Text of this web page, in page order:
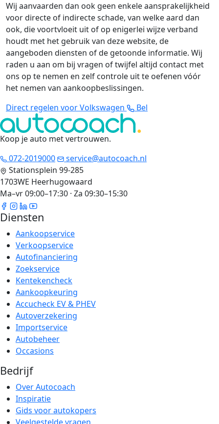
Wij aanvaarden dan ook geen enkele aansprakelijkheid
voor directe of indirecte schade, van welke aard dan
ook, die voortvloeit uit of op enigerlei wijze verband
houdt met het gebruik van deze website, de
aangeboden diensten of de getoonde informatie. Wij
raden u aan om bij vragen of twijfel altijd contact met
ons op te nemen en zelf controle uit te oefenen vóór
het nemen van aankoopbeslissingen.
Direct regelen voor Volkswagen
Bel
Koop je auto met vertrouwen.
072-2019000
service@autocoach.nl
Stationsplein 99-285
1703WE Heerhugowaard
Ma–vr 09:00–17:30 · Za 09:30–15:30
Diensten
Aankoopservice
Verkoopservice
Autofinanciering
Zoekservice
Kentekencheck
Aankoopkeuring
Accucheck EV & PHEV
Autoverzekering
Importservice
Autobeheer
Occasions
Bedrijf
Over Autocoach
Inspiratie
Gids voor autokopers